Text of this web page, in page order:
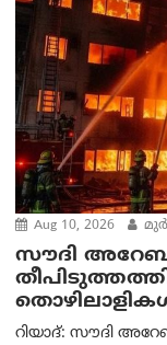
Aug 10, 2026
സൗദി
റിയാദ്: സൗദി